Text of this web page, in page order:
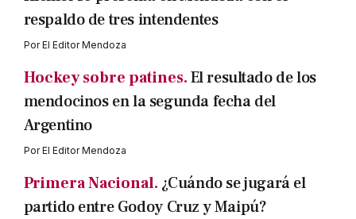
respaldo de tres intendentes
PorEl Editor Mendoza
Hockey sobre patines.El resultado de los
mendocinos en la segunda fecha del
Argentino
PorEl Editor Mendoza
Primera Nacional. ¿Cuándo se jugará el
partido entre Godoy Cruz y Maipú?